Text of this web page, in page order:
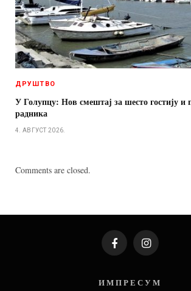
ДРУШТВО
У Голупцу: Нов смештај за шесто гостију и
радника
4. АВГУСТ 2026.
Comments are closed.
FacebookInstagram
И М П Р Е С У М